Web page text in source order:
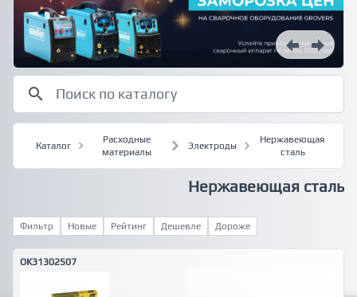
Каталог
Расходные
материалы
Электроды
Нержавеющая
сталь
Нержавеющая сталь
Фильтр Новые Рейтинг Дешевле Дороже
OK31302507